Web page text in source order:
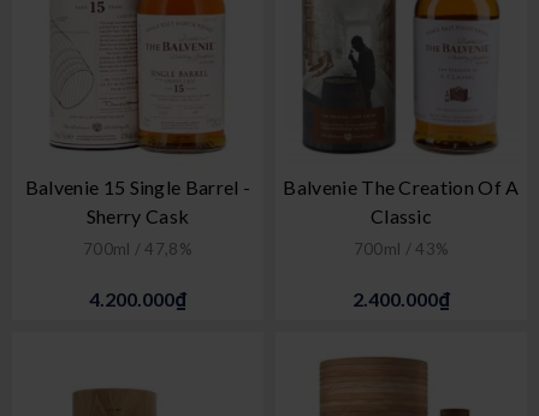
Balvenie 15 Single Barrel -
Sherry Cask
700ml / 47,8%
4.200.000₫
Balvenie The Creation Of A
Classic
700ml / 43%
2.400.000₫